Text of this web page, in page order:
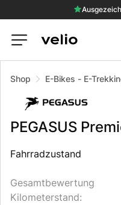
VERKAUFT
Shop E-Bikes - E-
PEGASUS
Beschreibung des
Fahrradzustand
Gesamtbewertung
Kilometerstand: